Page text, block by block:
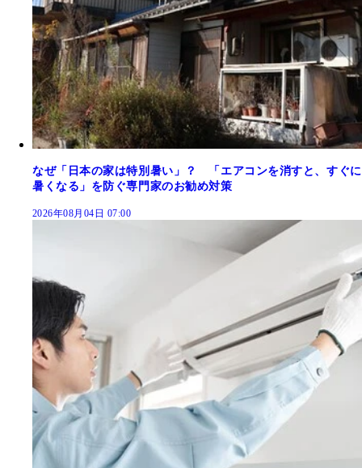
なぜ「日本の家は特別暑い」？ 「エアコンを消すと、すぐに
暑くなる」を防ぐ専門家のお勧め対策
2026年08月04日 07:00